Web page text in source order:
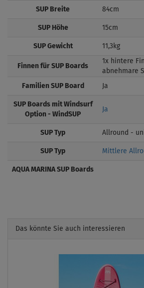
SUP Breite 84cm
SUP Höhe 15cm
SUP Gewicht 11,3kg
Finnen für SUP Boards
1x hintere
abnehmare
Familien SUP Board Ja
SUP Boards mit Windsurf
Option - WindSUP
Ja
SUP Typ Allround -
SUP Typ Mittlere
AQUA MARINA SUP Boards
Das könnte Sie auch interessieren